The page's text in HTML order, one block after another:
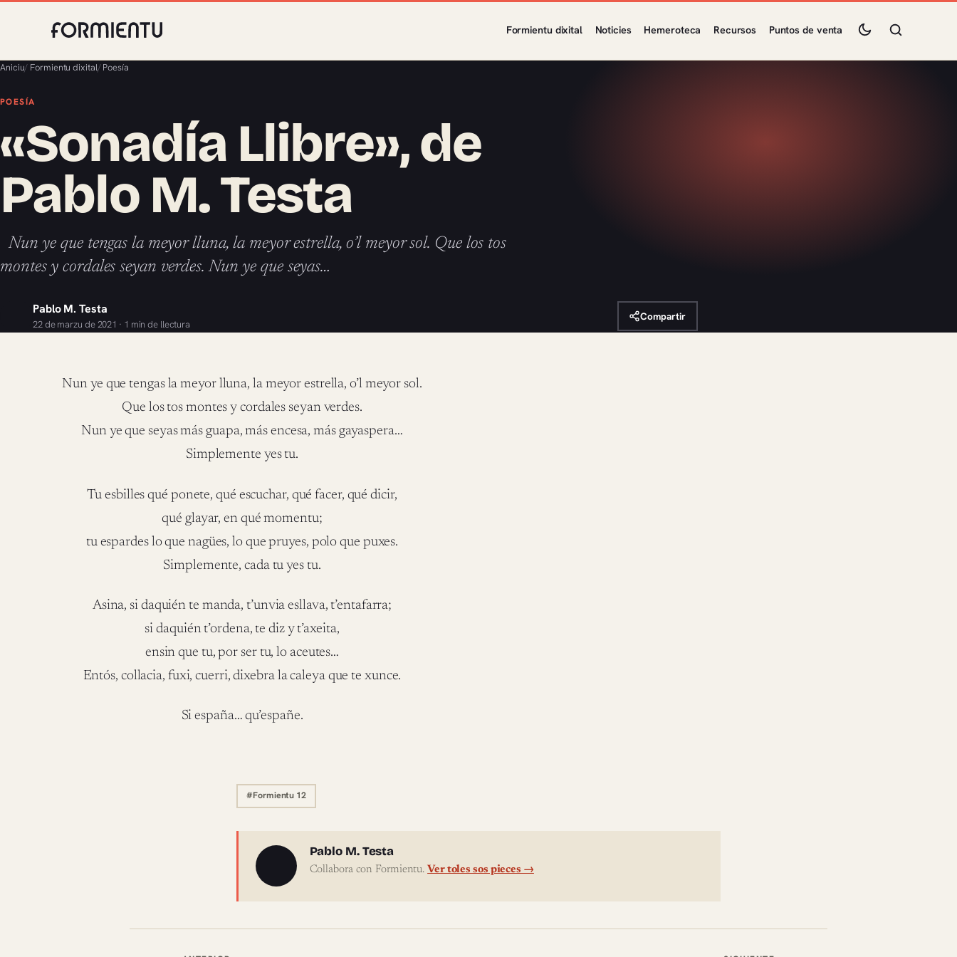
Formientu dixital Noticies Hemeroteca Recursos Puntos de venta
Aniciu/ Formientu dixital/ Poesía
POESÍA
«Sonadía Llibre», de
Pablo M. Testa
Nun ye que tengas la meyor lluna, la meyor estrella, o’l meyor sol. Que los tos
montes y cordales seyan verdes. Nun ye que seyas…
Pablo M. Testa
22 de marzu de 2021 · 1 min de llectura
Compartir
Nun ye que tengas la meyor lluna, la meyor estrella, o’l meyor sol.
Que los tos montes y cordales seyan verdes.
Nun ye que seyas más guapa, más encesa, más gayaspera…
Simplemente yes tu.
Tu esbilles qué ponete, qué escuchar, qué facer, qué dicir,
qué glayar, en qué momentu;
tu espardes lo que nagües, lo que pruyes, polo que puxes.
Simplemente, cada tu yes tu.
Asina, si daquién te manda, t’unvia esllava, t’entafarra;
si daquién t’ordena, te diz y t’axeita,
ensin que tu, por ser tu, lo aceutes…
Entós, collacia, fuxi, cuerri, dixebra la caleya que te xunce.
Si españa… qu’españe.
#Formientu 12
Sobre l'autor
Pablo M. Testa
Collabora con Formientu. Ver toles sos pieces →